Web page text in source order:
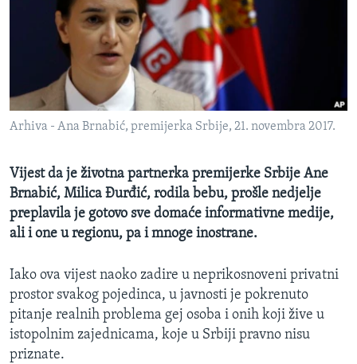
MAGAZIN
O GLASU AMERIKE
Learning English
PRATITE NAS
Jezici
Arhiva - Ana Brnabić, premijerka Srbije, 21. novembra 2017.
Vijest da je životna partnerka premijerke Srbije Ane
Brnabić, Milica Đurđić, rodila bebu, prošle nedjelje
preplavila je gotovo sve domaće informativne medije,
ali i one u regionu, pa i mnoge inostrane.
Iako ova vijest naoko zadire u neprikosnoveni privatni
prostor svakog pojedinca, u javnosti je pokrenuto
pitanje realnih problema gej osoba i onih koji žive u
istopolnim zajednicama, koje u Srbiji pravno nisu
priznate.